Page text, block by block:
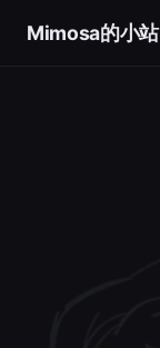
Mimosa的小站